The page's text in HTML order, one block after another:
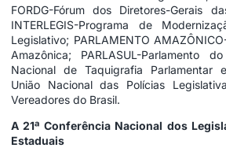
FORDG-Fórum dos Diretores-Gerais
INTERLEGIS-Programa de
Legislativo; PARLAMENTO
Amazônica; PARLASUL-Parlamento
Nacional de Taquigrafia Parlamentar
União Nacional das Polícias
Vereadores do Brasil.
A 21ª Conferência Nacional dos
Estaduais